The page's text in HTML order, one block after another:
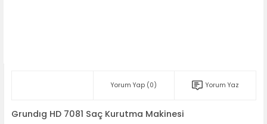
Yorum Yap (0) Yorum Yaz
Grundıg HD 7081 Saç Kurutma Makinesi